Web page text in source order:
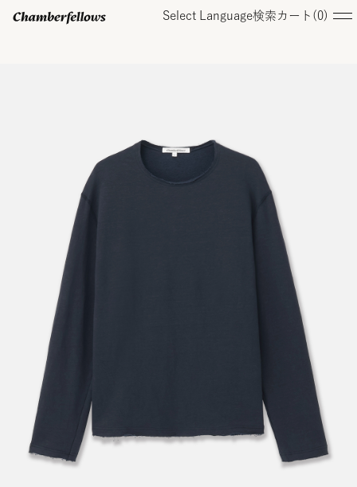
Select Language検索 カート( 0)
オンラインストア
コレクション
お知らせ